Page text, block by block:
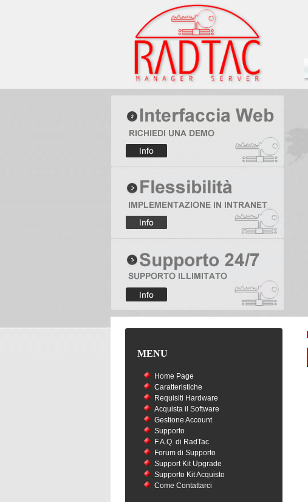
MENU
Home Page
Caratteristiche
Requisiti Hardware
Acquista il Software
Gestione Account
Supporto
F.A.Q. di RadTac
Forum di Supporto
Support Kit Upgrade
Supporto Kit Acquisto
Come Contattarci